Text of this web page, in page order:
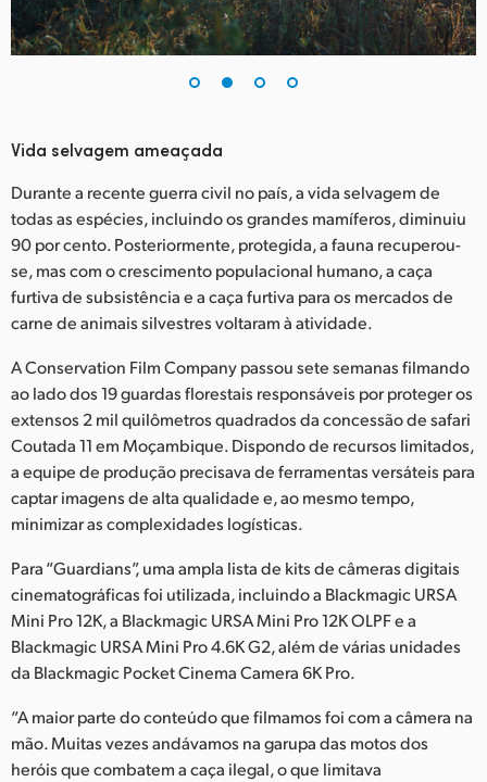
South Africa
Chinese Taipei
Turkey
UAE
Ukraine
United States
Vida selvagem ameaçada
Durante a recente guerra civil no país, a vida selvagem de
todas as espécies, incluindo os grandes mamíferos, diminuiu
90 por cento. Posteriormente, protegida, a fauna recuperou-
se, mas com o crescimento populacional humano, a caça
furtiva de subsistência e a caça furtiva para os mercados de
carne de animais silvestres voltaram à atividade.
A Conservation Film Company passou sete semanas filmando
ao lado dos 19 guardas florestais responsáveis por proteger os
extensos 2 mil quilômetros quadrados da concessão de safari
Coutada 11 em Moçambique. Dispondo de recursos limitados,
a equipe de produção precisava de ferramentas versáteis para
captar imagens de alta qualidade e, ao mesmo tempo,
minimizar as complexidades logísticas.
Para “Guardians”, uma ampla lista de kits de câmeras digitais
cinematográficas foi utilizada, incluindo a Blackmagic URSA
Mini Pro 12K, a Blackmagic URSA Mini Pro 12K OLPF e a
Blackmagic URSA Mini Pro 4.6K G2, além de várias unidades
da Blackmagic Pocket Cinema Camera 6K Pro.
“A maior parte do conteúdo que filmamos foi com a câmera na
mão. Muitas vezes andávamos na garupa das motos dos
heróis que combatem a caça ilegal, o que limitava